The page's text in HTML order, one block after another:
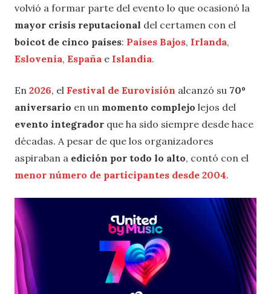
volvió a formar parte del evento lo que ocasionó la
mayor crisis reputacional del certamen con el
boicot de cinco países: Países Bajos, Irlanda,
Eslovenia, España e Islandia.
En 2026, el Festival de Eurovisión alcanzó su 70º
aniversario en un momento complejo lejos del
evento integrador que ha sido siempre desde hace
décadas. A pesar de que los organizadores
aspiraban a edición por todo lo alto, contó con el
menor número de participantes desde 2004.